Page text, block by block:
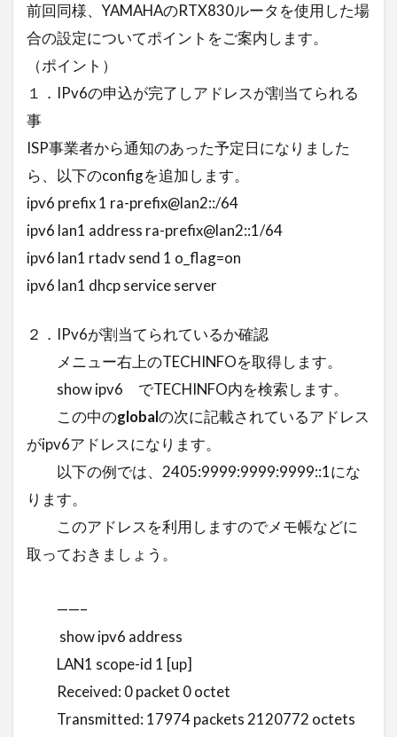
前回同様、YAMAHAのRTX830ルータを使用した場
合の設定についてポイントをご案内します。
（ポイント）
１．IPv6の申込が完了しアドレスが割当てられる
事
ISP事業者から通知のあった予定日になりました
ら、以下のconfigを追加します。
ipv6 prefix 1 ra-prefix@lan2::/64
ipv6 lan1 address ra-prefix@lan2::1/64
ipv6 lan1 rtadv send 1 o_flag=on
ipv6 lan1 dhcp service server
２．IPv6が割当てられているか確認
メニュー右上のTECHINFOを取得します。
show ipv6 でTECHINFO内を検索します。
この中のglobalの次に記載されているアドレス
がipv6アドレスになります。
以下の例では、2405:9999:9999:9999::1にな
ります。
このアドレスを利用しますのでメモ帳などに
取っておきましょう。
——–
show ipv6 address
LAN1 scope-id 1 [up]
Received: 0 packet 0 octet
Transmitted: 17974 packets 2120772 octets